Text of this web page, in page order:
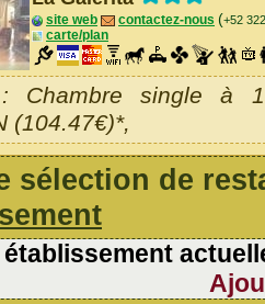
site web contactez-nous (+52
carte/plan
Chambre single à
(104.47€)*,
sélection de